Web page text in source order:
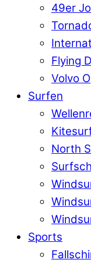
49er
Flying
Volvo
Surfen
North
Sports